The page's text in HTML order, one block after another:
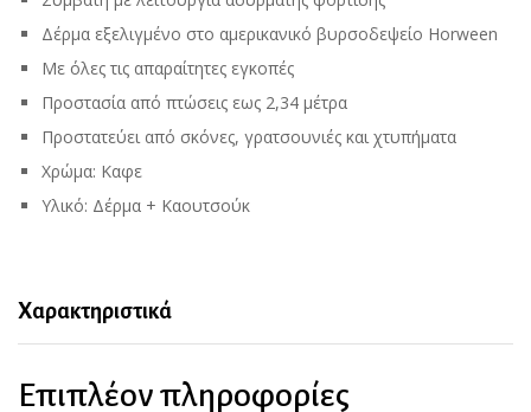
Δέρμα εξελιγμένο στο αμερικανικό βυρσοδεψείο Horween
Με όλες τις απαραίτητες εγκοπές
Προστασία από πτώσεις εως 2,34 μέτρα
Προστατεύει από σκόνες, γρατσουνιές και χτυπήματα
Χρώμα: Καφε
Υλικό: Δέρμα + Καουτσούκ
Χαρακτηριστικά
Επιπλέον πληροφορίες